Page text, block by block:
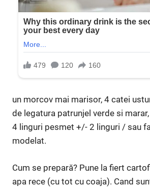
un morcov mai marisor, 4 catei
de legatura patrunjel verde si
4 linguri pesmet +/- 2 linguri / sau
modelat.
Cum se prepară? Pune la fiert
apa rece (cu tot cu coaja). Cand